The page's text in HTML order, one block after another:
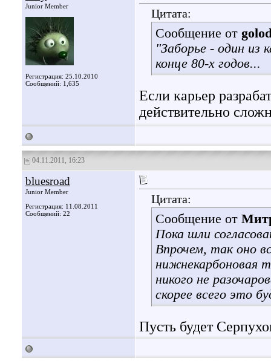
Junior Member
Регистрация: 25.10.2010
Сообщений: 1,635
Цитата:
Сообщение от
"Заборье - один из
конце 80-х годов...
Если карьер
действительно
04.11.2011, 16:23
bluesroad
Junior Member
Регистрация: 11.08.2011
Сообщений: 22
Цитата:
Сообщение от
Пока шли
Впрочем, так оно
нижнекарбоновая
никого не
скорее всего это
Пусть будет